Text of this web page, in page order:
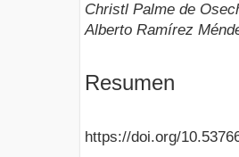
Christl Palme de
Alberto Ramírez
Resumen
https://doi.org/